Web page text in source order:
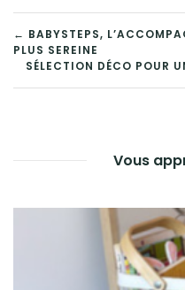
← BABYSTEPS,
PLUS SEREINE
SÉLECTION DÉCO POUR
Vous